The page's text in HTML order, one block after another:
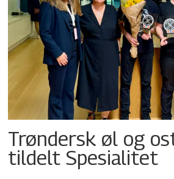
Trøndersk øl og
tildelt Spesialitet